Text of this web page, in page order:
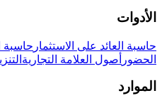
الأدوات
حاسبة العائد على الاستثمار حاسبة
الحضور أصول العلامة التجارية
الموارد